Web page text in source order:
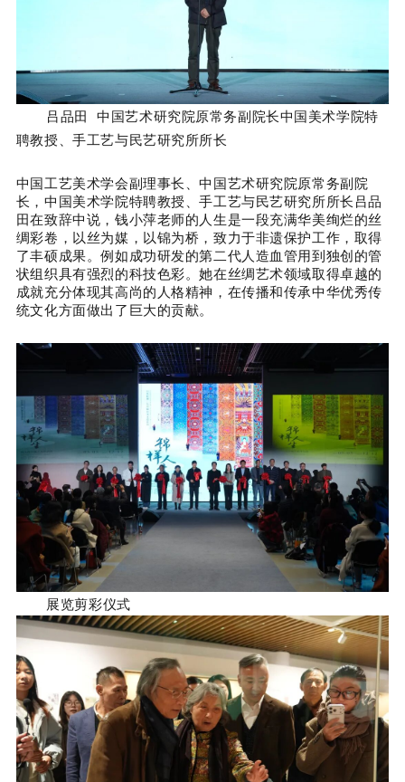
吕品田 中国艺术研究院原常务副院长中国美术学院特
聘教授、手工艺与民艺研究所所长
中国工艺美术学会副理事长、中国艺术研究院原常务副院
长，中国美术学院特聘教授、手工艺与民艺研究所所长吕品
田在致辞中说，钱小萍老师的人生是一段充满华美绚烂的丝
绸彩卷，以丝为媒，以锦为桥，致力于非遗保护工作，取得
了丰硕成果。例如成功研发的第二代人造血管用到独创的管
状组织具有强烈的科技色彩。她在丝绸艺术领域取得卓越的
成就充分体现其高尚的人格精神，在传播和传承中华优秀传
统文化方面做出了巨大的贡献。
展览剪彩仪式